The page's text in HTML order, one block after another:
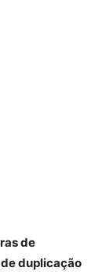
de
duplicação